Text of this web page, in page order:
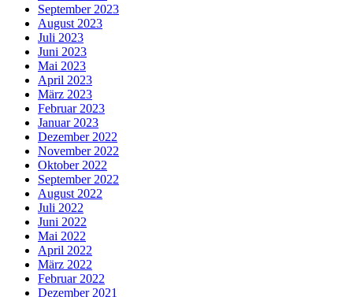
September 2023
August 2023
Juli 2023
Juni 2023
Mai 2023
April 2023
März 2023
Februar 2023
Januar 2023
Dezember 2022
November 2022
Oktober 2022
September 2022
August 2022
Juli 2022
Juni 2022
Mai 2022
April 2022
März 2022
Februar 2022
Dezember 2021